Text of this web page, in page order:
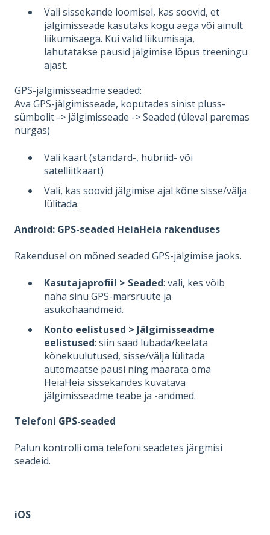
Vali sissekande loomisel, kas soovid, et
jälgimisseade kasutaks kogu aega või ainult
liikumisaega. Kui valid liikumisaja,
lahutatakse pausid jälgimise lõpus treeningu
ajast.
GPS-jälgimisseadme seaded:
Ava GPS-jälgimisseade, koputades sinist pluss-
sümbolit -> jälgimisseade -> Seaded (üleval paremas
nurgas)
Vali kaart (standard-, hübriid- või
satelliitkaart)
Vali, kas soovid jälgimise ajal kõne sisse/välja
lülitada.
Android: GPS-seaded HeiaHeia rakenduses
Rakendusel on mõned seaded GPS-jälgimise jaoks.
Kasutajaprofiil > Seaded: vali, kes võib
näha sinu GPS-marsruute ja
asukohaandmeid.
Konto eelistused > Jälgimisseadme
eelistused: siin saad lubada/keelata
kõnekuulutused, sisse/välja lülitada
automaatse pausi ning määrata oma
HeiaHeia sissekandes kuvatava
jälgimisseadme teabe ja -andmed.
Telefoni GPS-seaded
Palun kontrolli oma telefoni seadetes järgmisi
seadeid.
iOS